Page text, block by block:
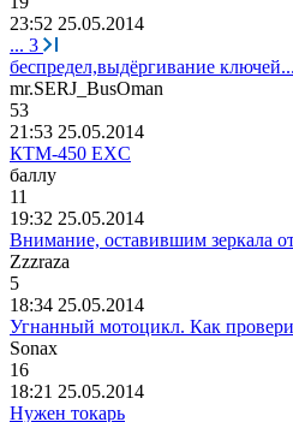
23:52 25.05.2014
... 3
беспредел,выдёргивание
mr.SERJ_BusOman
53
21:53 25.05.2014
КТМ-450 EXC
баллу
11
19:32 25.05.2014
Внимание, оставившим зеркала
Zzzraza
5
18:34 25.05.2014
Угнанный мотоцикл. Как
Sonax
16
18:21 25.05.2014
Нужен токарь